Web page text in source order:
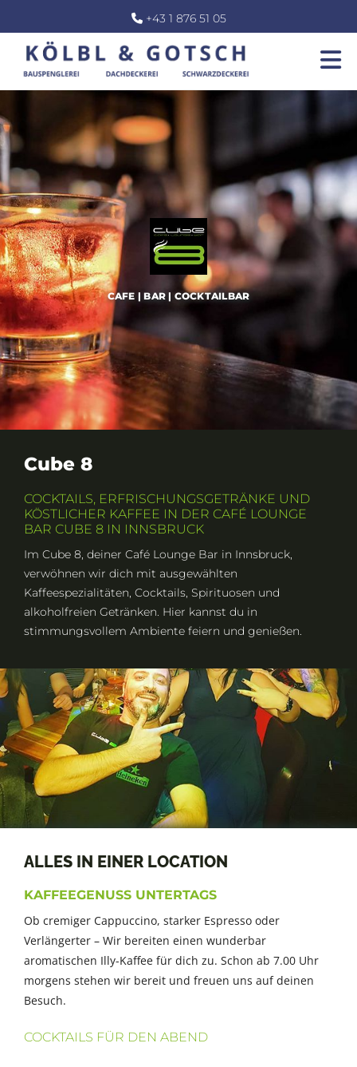
 +43 1 876 51 05
CAFE | BAR | COCKTAILBAR
Cube 8
COCKTAILS, ERFRISCHUNGSGETRÄNKE UND
KÖSTLICHER KAFFEE IN DER CAFÉ LOUNGE
BAR CUBE 8 IN INNSBRUCK
Im Cube 8, deiner Café Lounge Bar in Innsbruck,
verwöhnen wir dich mit ausgewählten
Kaffeespezialitäten, Cocktails, Spirituosen und
alkoholfreien Getränken. Hier kannst du in
stimmungsvollem Ambiente feiern und genießen.
ALLES IN EINER LOCATION
KAFFEEGENUSS UNTERTAGS
Ob cremiger Cappuccino, starker Espresso oder
Verlängerter – Wir bereiten einen wunderbar
aromatischen Illy-Kaffee für dich zu. Schon ab 7.00 Uhr
morgens stehen wir bereit und freuen uns auf deinen
Besuch.
COCKTAILS FÜR DEN ABEND